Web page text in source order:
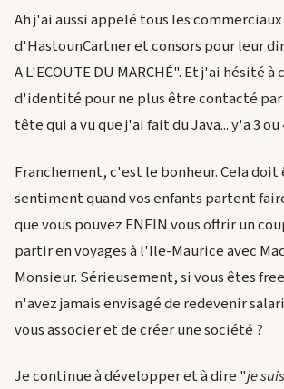
Ah j'ai aussi appelé tous les commerciaux
d'HastounCartner et consors pour leur
A L'ECOUTE DU MARCHÉ". Et j'ai hésité à
d'identité pour ne plus être contacté par
tête qui a vu que j'ai fait du Java... y'a 3 ou
Franchement, c'est le bonheur. Cela
sentiment quand vos enfants partent
que vous pouvez ENFIN vous offrir un
partir en voyages à l'Ile-Maurice avec
Monsieur. Sérieusement, si vous êtes
n'avez jamais envisagé de redevenir
vous associer et de créer une société ?
Je continue à développer et à dire "je